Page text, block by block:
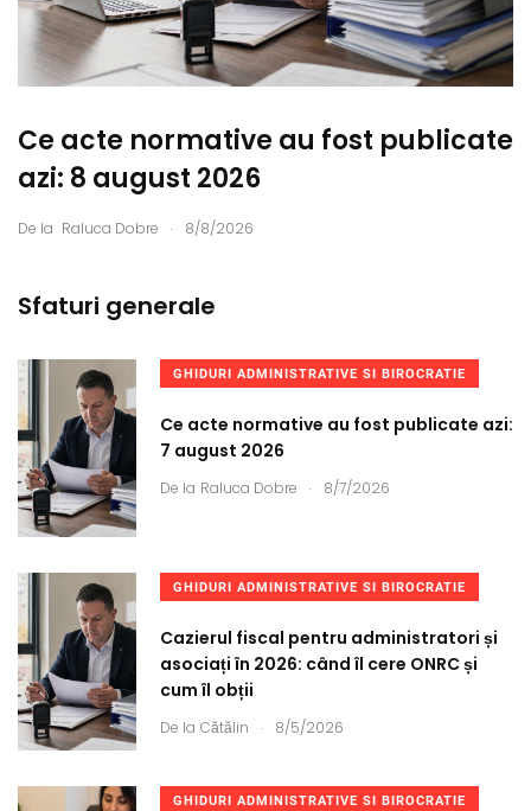
Ce acte normative au fost publicate
azi: 8 august 2026
De la Raluca Dobre . 8/8/2026
Sfaturi generale
GHIDURI ADMINISTRATIVE SI BIROCRATIE
Ce acte normative au fost publicate azi:
7 august 2026
De la Raluca Dobre . 8/7/2026
GHIDURI ADMINISTRATIVE SI BIROCRATIE
Cazierul fiscal pentru administratori și
asociați în 2026: când îl cere ONRC și
cum îl obții
De la Cătălin . 8/5/2026
GHIDURI ADMINISTRATIVE SI BIROCRATIE